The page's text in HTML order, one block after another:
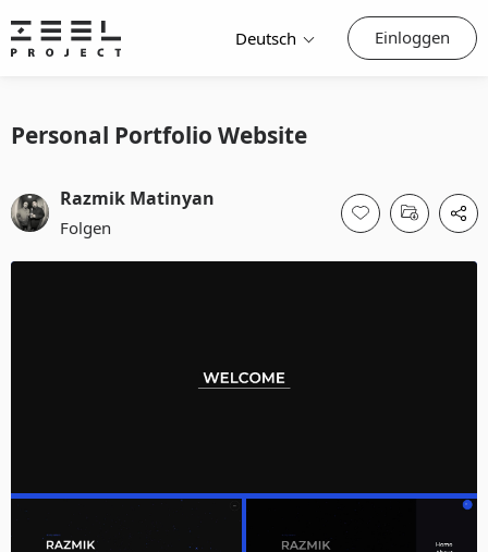
Deutsch Einloggen
Personal Portfolio Website
Razmik Matinyan
Folgen